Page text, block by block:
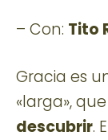
– Con: Tito
Gracia es
«larga»,
descubrir.